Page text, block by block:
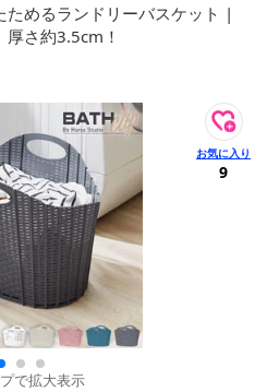
ためるランドリーバスケット |
さ約3.5cm！
で拡大表示
9